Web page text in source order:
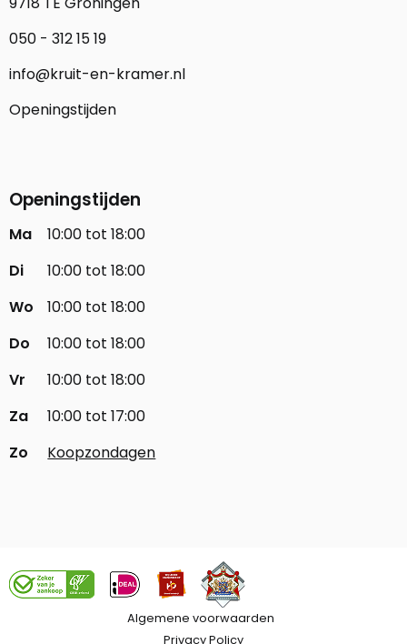
050 - 312 15 19
info@kruit-en-kramer.nl
Openingstijden
Openingstijden
Ma
10:00 tot 18:00
Di
10:00 tot 18:00
Wo
10:00 tot 18:00
Do
10:00 tot 18:00
Vr
10:00 tot 18:00
Za
10:00 tot 17:00
Zo
Koopzondagen
Algemene voorwaarden
Privacy Policy